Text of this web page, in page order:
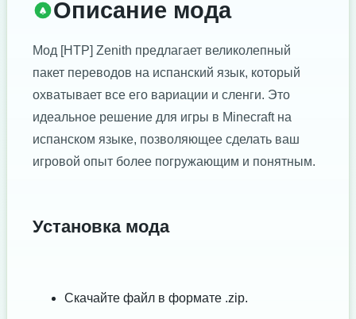
Описание мода
Мод [HTP] Zenith предлагает великолепный
пакет переводов на испанский язык, который
охватывает все его вариации и сленги. Это
идеальное решение для игры в Minecraft на
испанском языке, позволяющее сделать ваш
игровой опыт более погружающим и понятным.
Установка мода
Скачайте файл в формате .zip.